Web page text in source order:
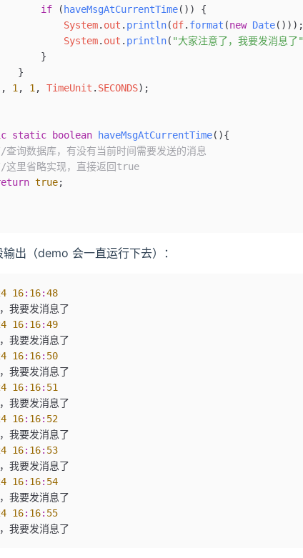
if
( haveMsgAtCurrentTime()) {
System
. out . println(df. format (new Date()));
System
. out . println( "大家注意了，我要发消息了"
}
}
1 , 1 , TimeUnit . SECONDS);
static boolean haveMsgAtCurrentTime(){
询数据库，有没有当前时间需要发送的消息
里省略实现，直接返回true
true;
出（demo 会一直运行下去）：
16: 16:48
我要发消息了
16: 16:49
我要发消息了
16: 16: 50
我要发消息了
16: 16: 51
我要发消息了
16: 16: 52
我要发消息了
16: 16: 53
我要发消息了
16: 16: 54
我要发消息了
16: 16: 55
我要发消息了